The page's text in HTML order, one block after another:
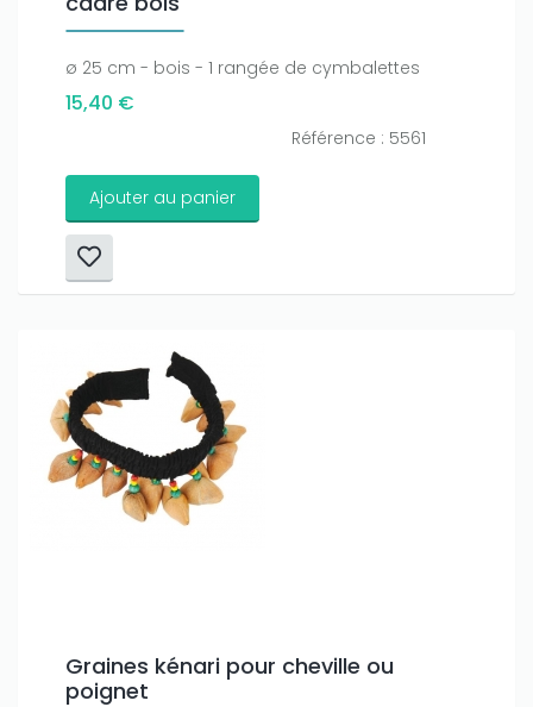
ø 25 cm - bois - 1 rangée de cymbalettes
15,40 €
Référence : 5561
Ajouter au panier
Graines kénari pour cheville ou
poignet